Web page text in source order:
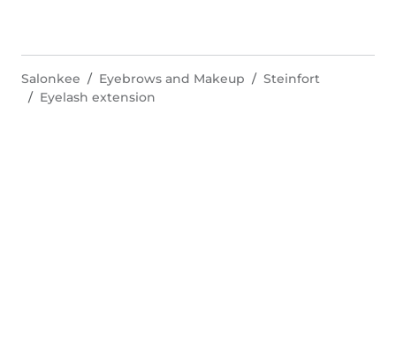
Salonkee Eyebrows and Makeup
Steinfort
Eyelash extension